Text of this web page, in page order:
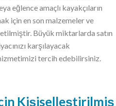
eğlence amaçlı kayakçıların
için en son malzemeler ve
Büyük miktarlarda satın
karşılayacak
tercih edebilirsiniz.
Kişiselleştirilmiş